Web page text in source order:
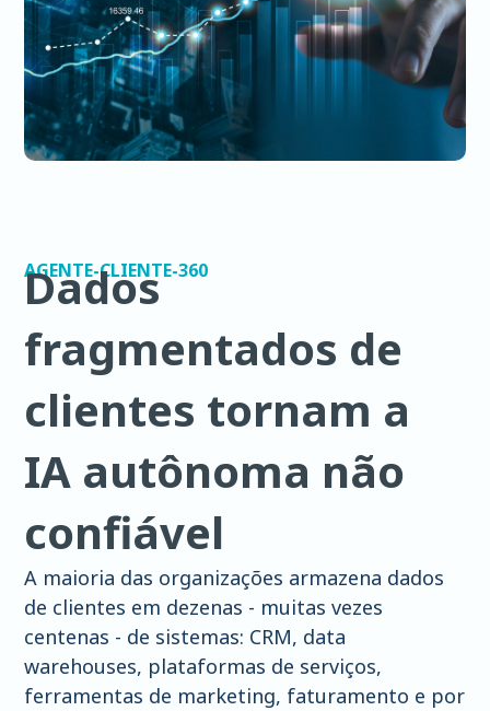
AGENTE-CLIENTE-360
Dados
fragmentados de
clientes tornam a
IA autônoma não
confiável
A maioria das organizações armazena dados
de clientes em dezenas - muitas vezes
centenas - de sistemas: CRM, data
warehouses, plataformas de serviços,
ferramentas de marketing, faturamento e por